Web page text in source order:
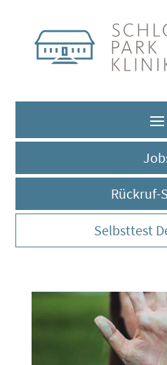
Rückruf-
Selbsttest